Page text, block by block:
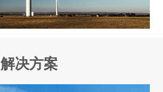
解决方案